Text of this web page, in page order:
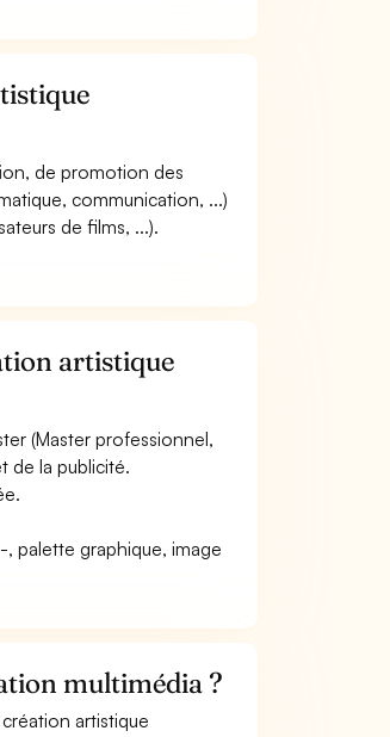
de promotion des
communication, ...)
de films, ...).
artistique
(Master professionnel,
de la publicité.
palette graphique, image
multimédia ?
artistique